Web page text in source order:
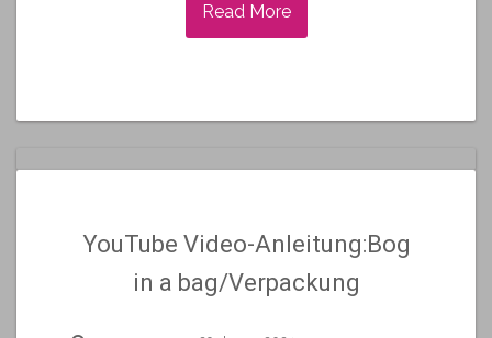
Read More
YouTube Video-Anleitung:Bog
in a bag/Verpackung